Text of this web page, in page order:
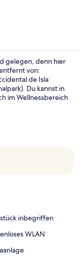
gelegen, denn hier
von:
de Isla
Du kannst in
im Wellnessbereich
eine Strandbar und
Reisende
inbegriffen
WLAN